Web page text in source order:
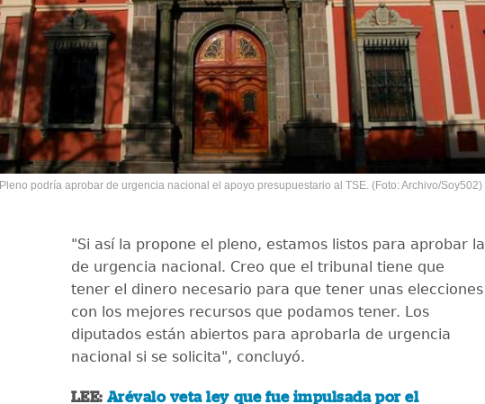
Pleno podría aprobar de urgencia nacional el apoyo presupuestario al TSE. (Foto: Archivo/Soy502)
"Si así la propone el pleno, estamos listos para aprobar la
de urgencia nacional. Creo que el tribunal tiene que
tener el dinero necesario para que tener unas elecciones
con los mejores recursos que podamos tener. Los
diputados están abiertos para aprobarla de urgencia
nacional si se solicita", concluyó.
LEE: Arévalo veta ley que fue impulsada por el